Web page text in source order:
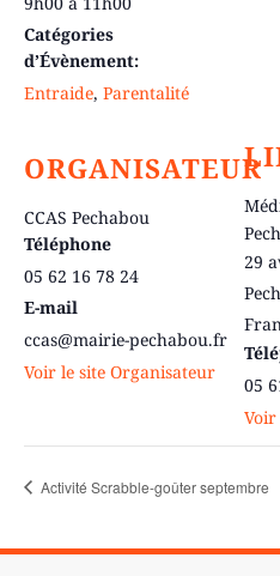
Catégories
d’Évènement:
Entraide, Parentalité
ORGANISATEUR
CCAS Pechabou
Téléphone
05 62 16 78 24
E-mail
ccas@mairie-pechabou.fr
Voir le site Organisateur
29
05
Voir
Activité Scrabble-goûter septembre